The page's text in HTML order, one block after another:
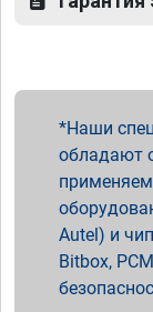
Наши
обладают
Autel) и
Bitbox,